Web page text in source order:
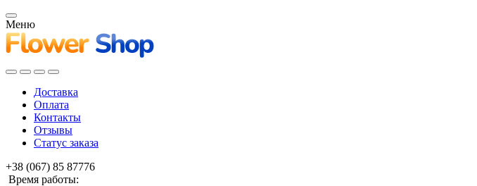
Меню
Доставка
Оплата
Контакты
Отзывы
Статус заказа
+38 (067) 85 87776
Время работы: